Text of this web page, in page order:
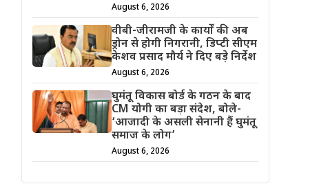
August 6, 2026
वीबी-जीरामजी के कार्यों की अब
ड्रोन से होगी निगरानी, डिप्टी सीएम
केशव प्रसाद मौर्य ने दिए बड़े निर्देश
August 6, 2026
घुमंतू विकास बोर्ड के गठन के बाद
CM योगी का बड़ा संदेश, बोले-
‘आजादी के असली सेनानी हैं घुमंतू
समाज के लोग’
August 6, 2026